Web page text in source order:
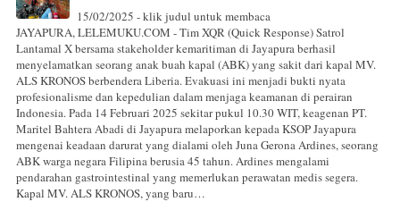
15/02/2025 - klik judul untuk membaca
JAYAPURA, LELEMUKU.COM - Tim XQR (Quick Response) Satrol
Lantamal X bersama stakeholder kemaritiman di Jayapura berhasil
menyelamatkan seorang anak buah kapal (ABK) yang sakit dari kapal MV.
ALS KRONOS berbendera Liberia. Evakuasi ini menjadi bukti nyata
profesionalisme dan kepedulian dalam menjaga keamanan di perairan
Indonesia. Pada 14 Februari 2025 sekitar pukul 10.30 WIT, keagenan PT.
Maritel Bahtera Abadi di Jayapura melaporkan kepada KSOP Jayapura
mengenai keadaan darurat yang dialami oleh Juna Gerona Ardines, seorang
ABK warga negara Filipina berusia 45 tahun. Ardines mengalami
pendarahan gastrointestinal yang memerlukan perawatan medis segera.
Kapal MV. ALS KRONOS, yang baru…